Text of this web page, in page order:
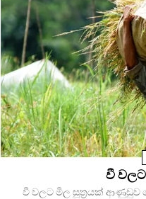
වී
වී වලට මිල සූත්‍රයක් ආණුඩුව